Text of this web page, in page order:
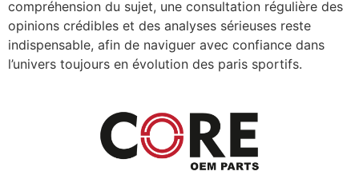
compréhension du sujet, une consultation régulière des
opinions crédibles et des analyses sérieuses reste
indispensable, afin de naviguer avec confiance dans
l’univers toujours en évolution des paris sportifs.